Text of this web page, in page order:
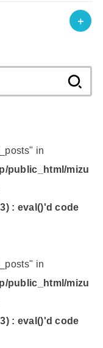
in
public_html/mizu
: eval()'d code
in
public_html/mizu
: eval()'d code